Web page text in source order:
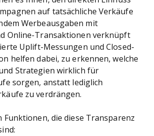
auf tatsächliche Verkäufe
Werbeausgaben mit
Online-Transaktionen verknüpft
Uplift-Messungen und Closed-
helfen dabei, zu erkennen, welche
Strategien wirklich für
sorgen, anstatt lediglich
zu verdrängen.
Funktionen, die diese Transparenz